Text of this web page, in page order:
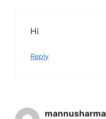
Hi
Reply
mannusharma